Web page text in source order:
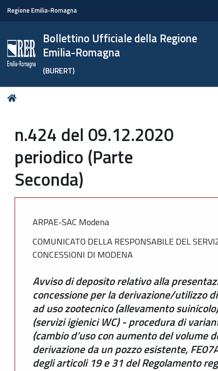
Regione Emilia-Romagna
Bollettino Ufficiale della Regione
Emilia-Romagna
(BURERT)
Tu
n.424 del 09.12.2020
periodico (Parte
Seconda)
ARPAE-SAC Modena
COMUNICATO DELLA RESPONSABILE DEL
CONCESSIONI DI MODENA
Avviso di deposito relativo alla
concessione per la derivazione/utilizzo
ad uso zootecnico (allevamento
(servizi igienici WC) - procedura di
(cambio d’uso con aumento del volume
derivazione da un pozzo esistente,
degli articoli 19 e 31 del Regolamento